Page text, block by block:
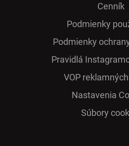
Cenník
Podmienky
Podmienky
Pra­vidlá
VOP
Nastavenia
Súbory